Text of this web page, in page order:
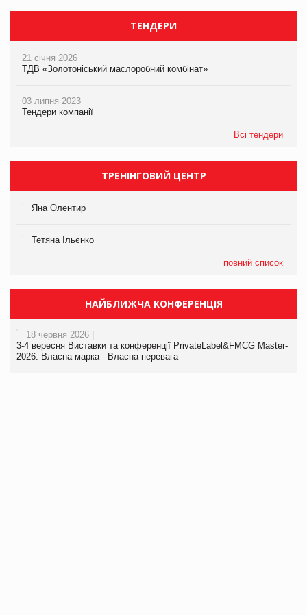
ТЕНДЕРИ
21 січня 2026
ТДВ «Золотоніський маслоробний комбінат»
03 липня 2023
Тендери компанії
Всі тендери
ТРЕНІНГОВИЙ ЦЕНТР
Яна Олентир
Тетяна Ільєнко
повний список
НАЙБЛИЖЧА КОНФЕРЕНЦІЯ
18 червня 2026 |
3-4 вересня Виставки та конференції PrivateLabel&FMCG Master-
2026: Власна марка - Власна перевага